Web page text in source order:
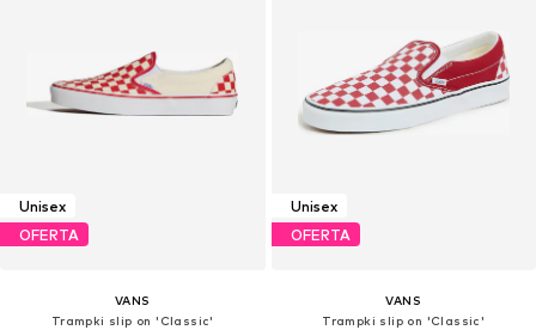
Unisex
OFERTA
VANS
Trampki slip on 'Classic'
Unisex
OFERTA
VANS
Trampki slip on 'Classic'